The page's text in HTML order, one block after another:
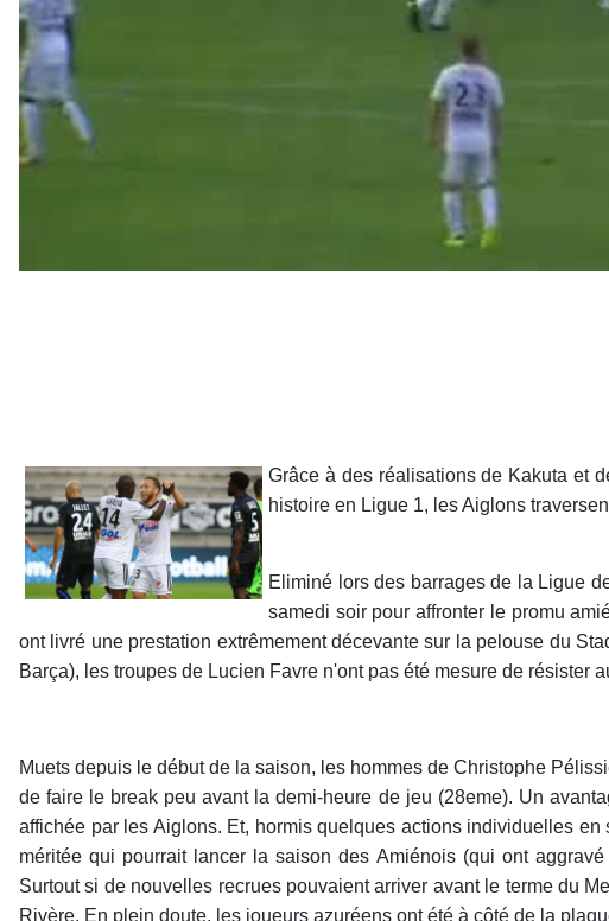
Grâce à des réalisations de Kakuta et
histoire en Ligue 1, les Aiglons
Eliminé lors des barrages de la Ligue
samedi soir pour affronter le promu
ont livré une prestation extrêmement décevante sur la pelouse du
Barça), les troupes de Lucien Favre n'ont pas été mesure de résister
Muets depuis le début de la saison, les hommes de Christophe
de faire le break peu avant la demi-heure de jeu (28eme). Un
affichée par les Aiglons. Et, hormis quelques actions individuelles
méritée qui pourrait lancer la saison des Amiénois (qui ont
Surtout si de nouvelles recrues pouvaient arriver avant le terme du
Rivère. En plein doute, les joueurs azuréens ont été à côté de la